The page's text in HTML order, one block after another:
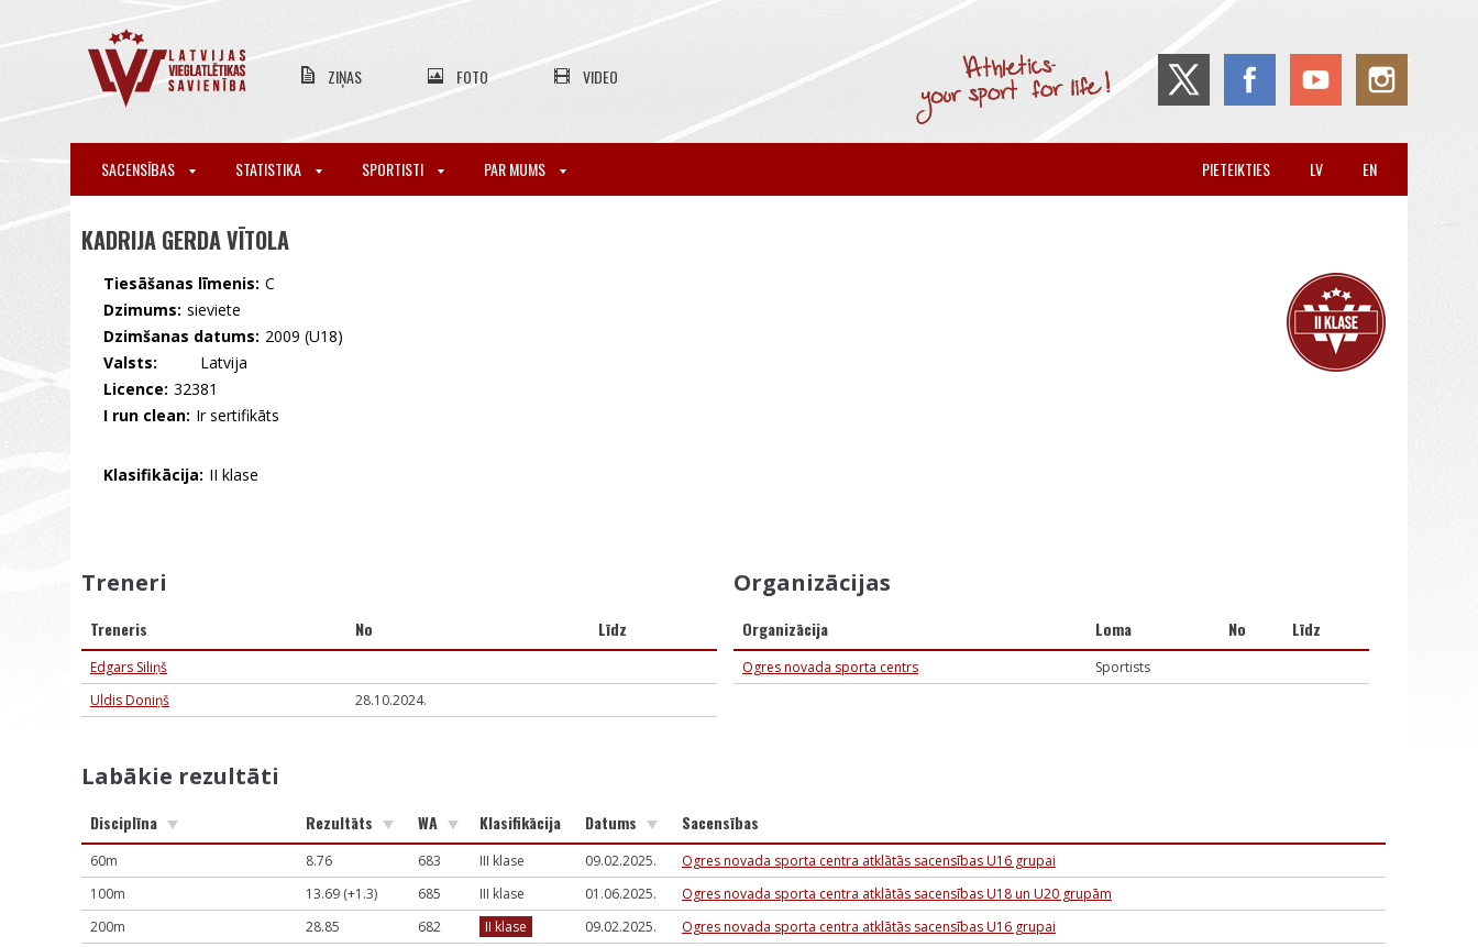
ZIŅAS FOTO VIDEO
SACENSĪBAS STATISTIKA SPORTISTI PAR MUMS EN
LV
PIETEIKTIES
KADRIJA GERDA VĪTOLA
Tiesāšanas līmenis: C
Dzimums: sieviete
Dzimšanas datums: 2009 (U18)
Valsts:
🇱🇻 Latvija
Licence: 32381
I run clean: Ir sertifikāts
Klasifikācija: II klase
Treneri
Treneris No Līdz
Edgars Siliņš
Uldis Doniņš
28.10.2024.
Organizācijas
Organizācija Loma No Līdz
Ogres novada sporta centrs Sportists
Labākie rezultāti
Disciplīna Rezultāts WA Klasifikācija Datums Sacensības
60m 8.76 683 III klase 09.02.2025.
Ogres novada sporta centra atklātās sacensības U16 grupai
100m
13.69 (+1.3) 685 III klase 01.06.2025.
Ogres novada sporta centra atklātās sacensības U18 un U20 grupām
200m
28.85 682 II klase 09.02.2025.
Ogres novada sporta centra atklātās sacensības U16 grupai